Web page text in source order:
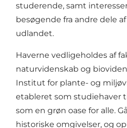
studerende, samt
besøgende fra andre dele
udlandet.
Haverne vedligeholdes af
naturvidenskab og
Institut for plante- og
etableret som studiehaver
som en grøn oase for alle.
historiske omgivelser, og